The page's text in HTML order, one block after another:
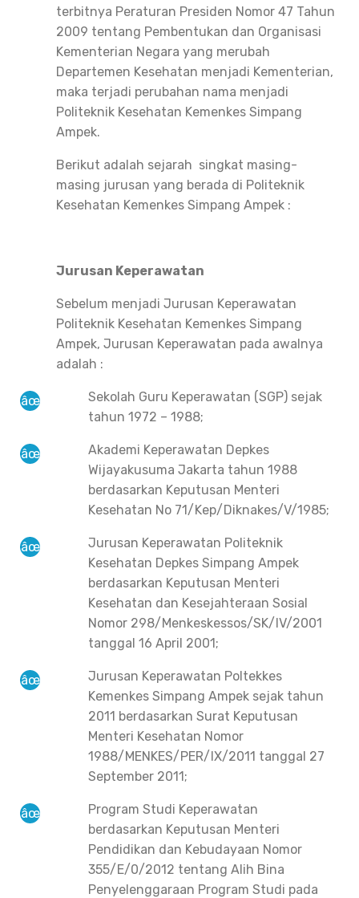
terbitnya Peraturan Presiden Nomor 47 Tahun
2009 tentang Pembentukan dan Organisasi
Kementerian Negara yang merubah
Departemen Kesehatan menjadi Kementerian,
maka terjadi perubahan nama menjadi
Politeknik Kesehatan Kemenkes Simpang
Ampek.
Berikut adalah sejarah singkat masing-
masing jurusan yang berada di Politeknik
Kesehatan Kemenkes Simpang Ampek :
Jurusan Keperawatan
Sebelum menjadi Jurusan Keperawatan
Politeknik Kesehatan Kemenkes Simpang
Ampek, Jurusan Keperawatan pada awalnya
adalah :
Sekolah Guru Keperawatan (SGP) sejak
tahun 1972 – 1988;
Akademi Keperawatan Depkes
Wijayakusuma Jakarta tahun 1988
berdasarkan Keputusan Menteri
Kesehatan No 71/Kep/Diknakes/V/1985;
Jurusan Keperawatan Politeknik
Kesehatan Depkes Simpang Ampek
berdasarkan Keputusan Menteri
Kesehatan dan Kesejahteraan Sosial
Nomor 298/Menkeskessos/SK/IV/2001
tanggal 16 April 2001;
Jurusan Keperawatan Poltekkes
Kemenkes Simpang Ampek sejak tahun
2011 berdasarkan Surat Keputusan
Menteri Kesehatan Nomor
1988/MENKES/PER/IX/2011 tanggal 27
September 2011;
Program Studi Keperawatan
berdasarkan Keputusan Menteri
Pendidikan dan Kebudayaan Nomor
355/E/0/2012 tentang Alih Bina
Penyelenggaraan Program Studi pada